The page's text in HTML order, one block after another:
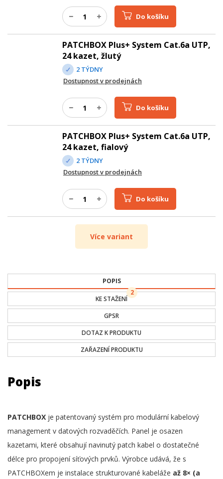
Do košíku
PATCHBOX Plus+ System Cat.6a UTP,
24 kazet, žlutý
2 TÝDNY
Dostupnost v prodejnách
Do košíku
PATCHBOX Plus+ System Cat.6a UTP,
24 kazet, fialový
2 TÝDNY
Dostupnost v prodejnách
Do košíku
Více variant
POPIS
KE STAŽENÍ
2
GPSR
DOTAZ K PRODUKTU
ZAŘAZENÍ PRODUKTU
Popis
PATCHBOX je patentovaný systém pro modulární kabelový
management v datových rozvaděčích. Panel je osazen
kazetami, které obsahují navinutý patch kabel o dostatečné
délce pro propojení síťových prvků. Výrobce udává, že s
PATCHBOXem je instalace strukturované kabeláže až 8× (a